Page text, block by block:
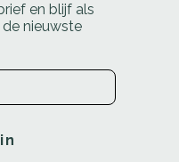
en blijf als
nieuwste